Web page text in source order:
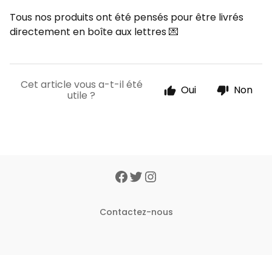
Tous nos produits ont été pensés pour être livrés
directement en boîte aux lettres 💌
Cet article vous a-t-il été
utile ? Oui Non
Contactez-nous